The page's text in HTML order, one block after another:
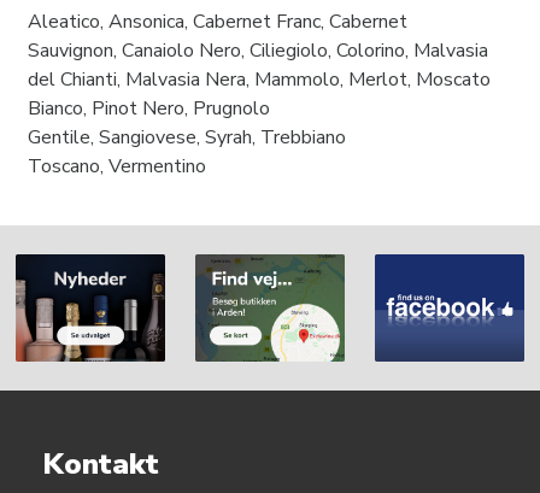
Aleatico, Ansonica, Cabernet Franc, Cabernet
Sauvignon, Canaiolo Nero, Ciliegiolo, Colorino, Malvasia
del Chianti, Malvasia Nera, Mammolo, Merlot, Moscato
Bianco, Pinot Nero, Prugnolo
Gentile, Sangiovese, Syrah, Trebbiano
Toscano, Vermentino
Kontakt